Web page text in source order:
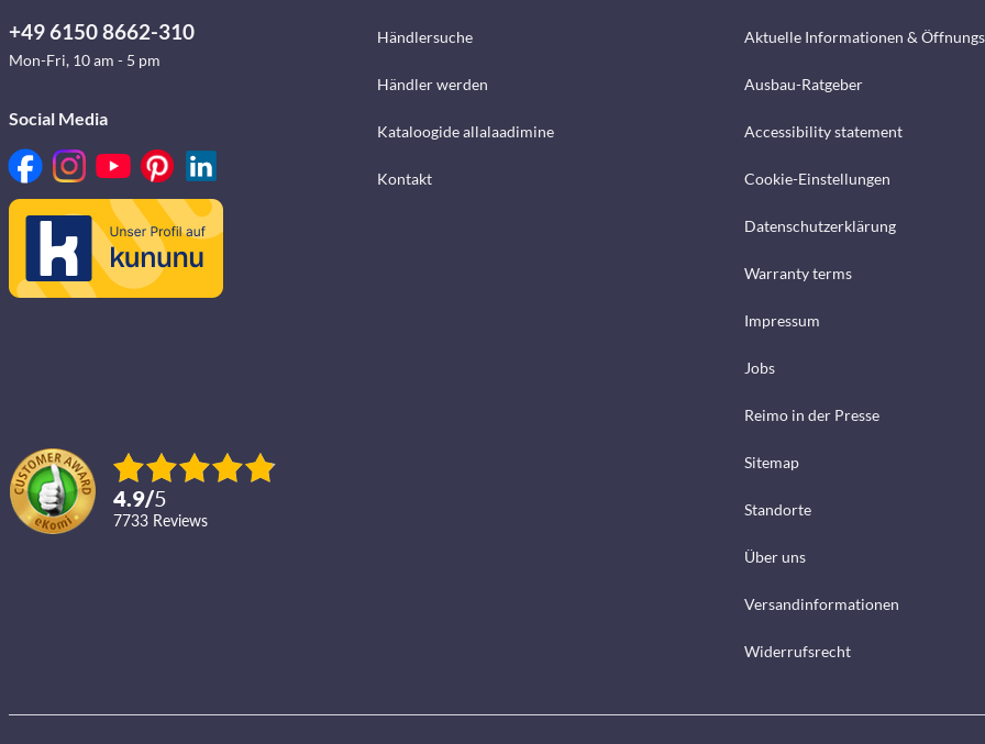
+49 6150 8662-310
Mon-Fri, 10 am - 5 pm
Social Media
4.9/5
7733 reviews
Händlersuche
Händler werden
Kataloogide allalaadimine
Kontakt
Aktuelle Informationen &
Ausbau-Ratgeber
Accessibility statement
Cookie-Einstellungen
Datenschutzerklärung
Warranty terms
Impressum
Jobs
Reimo in der Presse
Sitemap
Standorte
Über uns
Versandinformationen
Widerrufsrecht